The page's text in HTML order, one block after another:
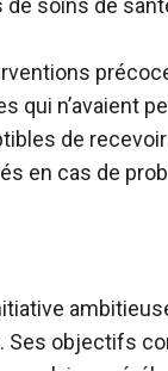
soins de
qui n’avaient
de
en cas de
objectifs